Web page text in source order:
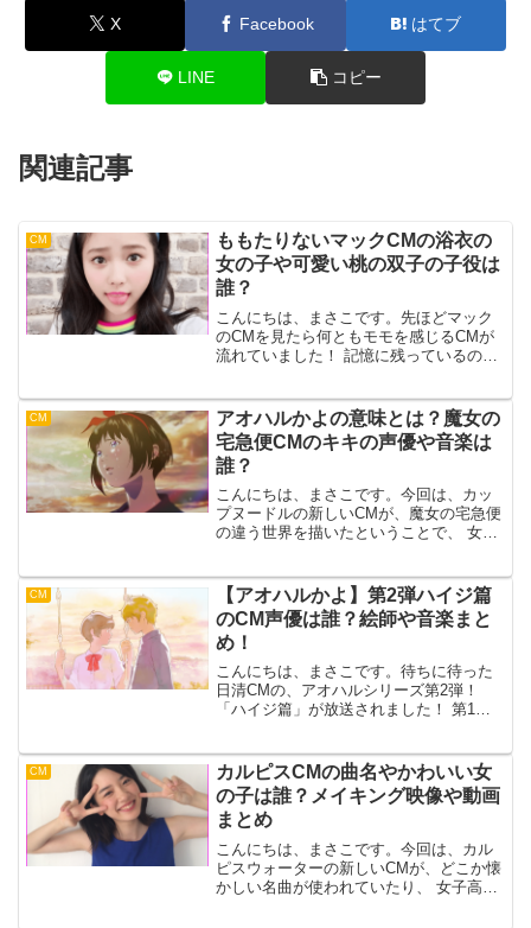
X Facebook はてブ
LINE コピー
関連記事
CM
ももたりないマックCMの浴衣の
女の子や可愛い桃の双子の子役は
誰？
こんにちは、まさこです。先ほどマック
のCMを見たら何ともモモを感じるCMが
流れていました！ 記憶に残っているの
はまた違うものでしたね。では、そんな
美味しそうな桃のマッ...
CM
アオハルかよの意味とは？魔女の
宅急便CMのキキの声優や音楽は
誰？
こんにちは、まさこです。今回は、カッ
プヌードルの新しいCMが、魔女の宅急便
の違う世界を描いたということで、 女子
れます。初め見たときは、新しい映画が
始まるかと思ってしま...
CM
【アオハルかよ】第2弾ハイジ篇
のCM声優は誰？絵師や音楽まと
め！
こんにちは、まさこです。待ちに待った
日清CMの、アオハルシリーズ第2弾！
「ハイジ篇」が放送されました！ 第1弾
せん！しかも、CMの中には隠れキャラク
ターとして、 見覚え...
CM
カルピスCMの曲名やかわいい女
の子は誰？メイキング映像や動画
まとめ
こんにちは、まさこです。今回は、カル
ピスウォーターの新しいCMが、どこか懐
かしい名曲が使われていたり、 女子高生